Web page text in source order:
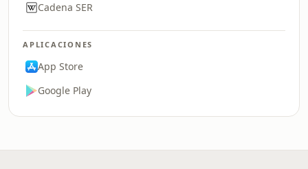
Cadena SER
APLICACIONES
App Store
Google Play